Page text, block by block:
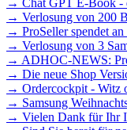
→ Verlosung von 200
→ ProSeller spendet
→ Verlosung von 3
→ ADHOC-NEWS:
→ Die neue Shop
→ Ordercockpit - Witz
→ Samsung
→ Vielen Dank für Ihr